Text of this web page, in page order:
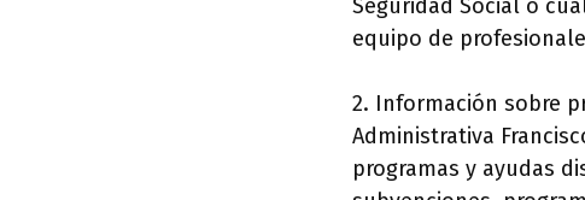
Seguridad Social o
equipo de
2. Información sobre
Administrativa
programas y ayudas